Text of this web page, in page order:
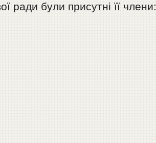
ради були присутнi її члени: